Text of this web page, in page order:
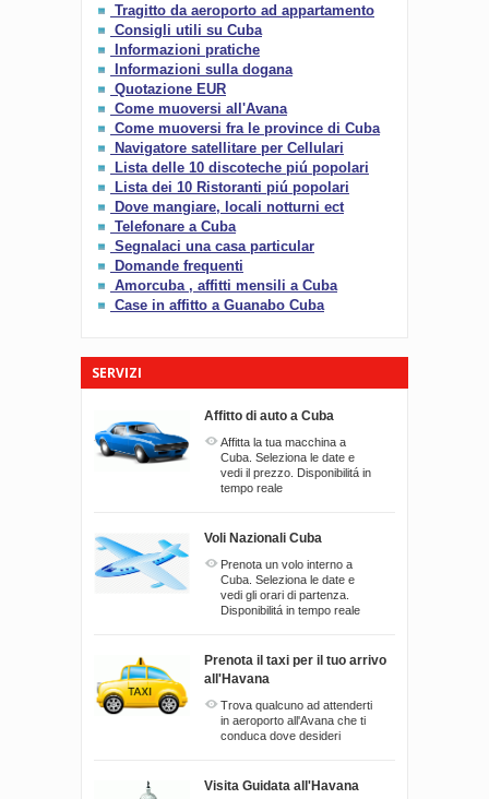
Tragitto da aeroporto ad appartamento
Consigli utili su Cuba
Informazioni pratiche
Informazioni sulla dogana
Quotazione EUR
Come muoversi all'Avana
Come muoversi fra le province di Cuba
Navigatore satellitare per Cellulari
Lista delle 10 discoteche piú popolari
Lista dei 10 Ristoranti piú popolari
Dove mangiare, locali notturni ect
Telefonare a Cuba
Segnalaci una casa particular
Domande frequenti
Amorcuba , affitti mensili a Cuba
Case in affitto a Guanabo Cuba
SERVIZI
Affitto di auto a Cuba
Affitta la tua macchina a
Cuba. Seleziona le date e
vedi il prezzo. Disponibilitá in
tempo reale
Voli Nazionali Cuba
Prenota un volo interno a
Cuba. Seleziona le date e
vedi gli orari di partenza.
Disponibilitá in tempo reale
Prenota il taxi per il tuo arrivo
all'Havana
Trova qualcuno ad attenderti
in aeroporto all'Avana che ti
conduca dove desideri
Visita Guidata all'Havana